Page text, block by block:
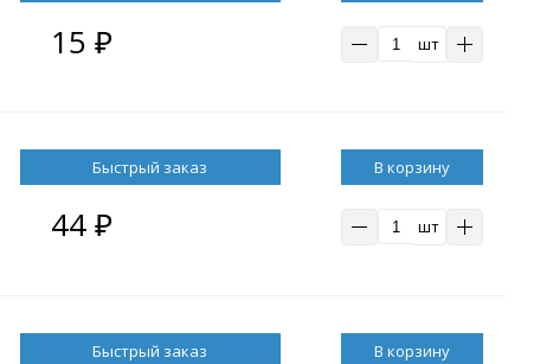
15 ₽ шт
44₽
В корзину
шт
В корзину